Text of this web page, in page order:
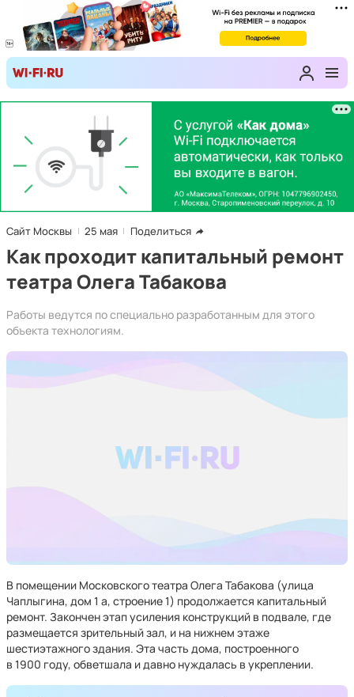
Сайт Москвы 25 мая Поделиться
Как проходит капитальный ремонт
театра Олега Табакова
Работы ведутся по специально разработанным для этого
объекта технологиям.
В помещении Московского театра Олега Табакова (улица
Чаплыгина, дом 1 а, строение 1) продолжается капитальный
ремонт. Закончен этап усиления конструкций в подвале, где
размещается зрительный зал, и на нижнем этаже
шестиэтажного здания. Эта часть дома, построенного
в 1900 году, обветшала и давно нуждалась в укреплении.